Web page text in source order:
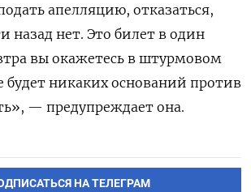
апелляцию, отказаться,
назад нет. Это билет в один
вы окажетесь в штурмовом
будет никаких оснований против
— предупреждает она.
НА ТЕЛЕГРАМ